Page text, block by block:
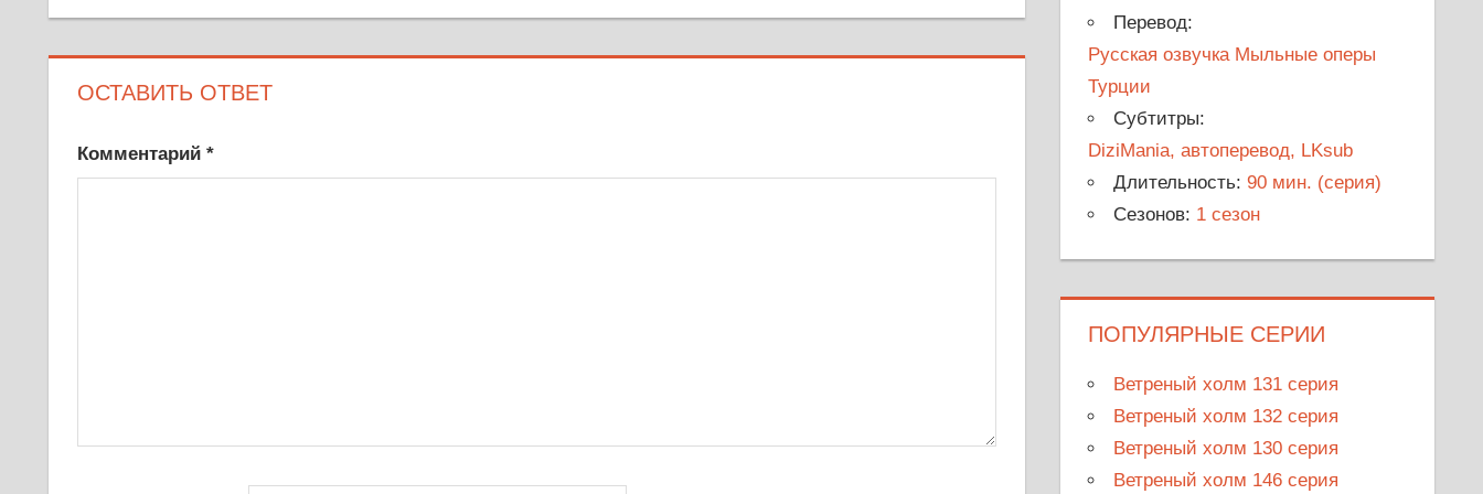
ОСТАВИТЬ ОТВЕТ
Комментарий *
Перевод:
Русская озвучка Мыльные оперы
Турции
Субтитры:
DiziMania, автоперевод, LKsub
Длительность:90 мин. (серия)
Сезонов: 1 сезон
ПОПУЛЯРНЫЕ СЕРИИ
Ветреный холм 131 серия
Ветреный холм 132 серия
Ветреный холм 130 серия
Ветреный холм 146 серия